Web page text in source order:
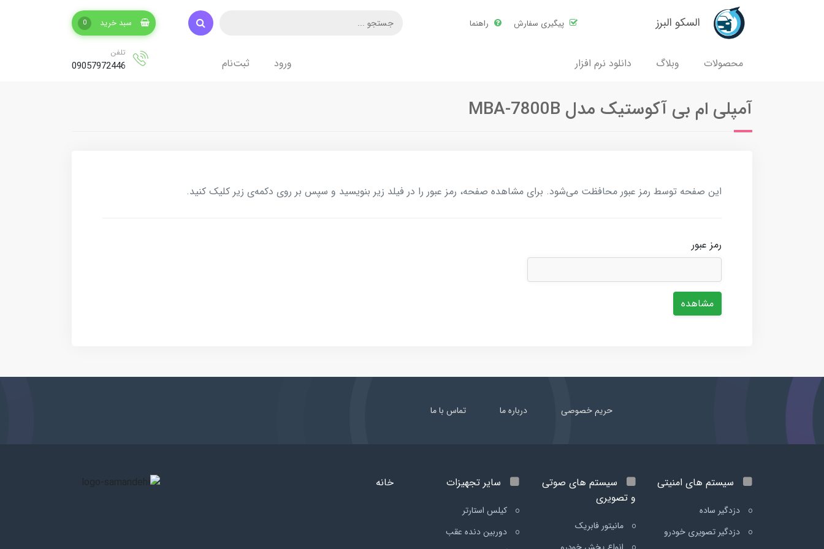
السکو البرز پیگیری سفارش راهنما سبد خرید 0
محصولات وبلاگ دانلود نرم افزار ورود ثبت‌نام
تلفن
09057972446
آمپلی ام بی آکوستیک مدل MBA-7800B
این صفحه توسط رمز عبور محافظت می‌شود. برای مشاهده صفحه، رمز عبور را در فیلد زیر بنویسید و سپس بر روی دکمه‌ی زیر کلیک کنید.
رمز عبور
مشاهده
حریم خصوصی درباره ما تماس با ما
سیستم های امنیتی
دزدگیر ساده
دزدگیر تصویری خودرو
سیستم های صوتی
و تصویری
مانیتور فابریک
سایر تجهیزات
کیلس استارتر
دوربین دنده عقب
خانه